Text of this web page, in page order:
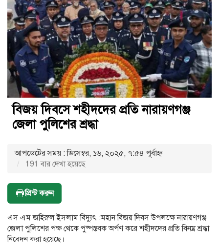
বিজয় দিবসে শহীদদের প্রতি নারায়ণগঞ্জ
জেলা পুলিশের শ্রদ্ধা
আপডেটের সময় : ডিসেম্বর, ১৬, ২০২৫, ৭:৫৪ পূর্বাহ্ণ
191 বার দেখা হয়েছে
প্রিন্ট করুন
এস এম জহিরুল ইসলাম বিদ্যুৎ :মহান বিজয় দিবস উপলক্ষে নারায়ণগঞ্জ
জেলা পুলিশের পক্ষ থেকে পুষ্পস্তবক অর্পণ করে শহীদদের প্রতি বিনম্র শ্রদ্ধা
নিবেদন করা হয়েছে।